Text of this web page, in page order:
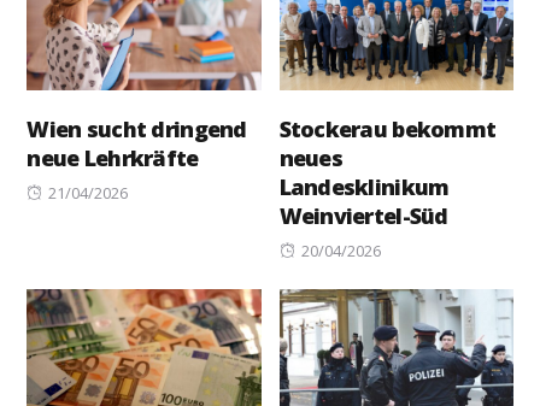
Wien sucht dringend
neue Lehrkräfte
Posted
21/04/2026
Stockerau bekommt
neues
Landesklinikum
Weinviertel-Süd
Posted
20/04/2026